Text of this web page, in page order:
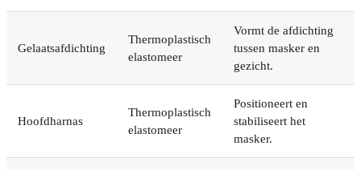
Gelaatsafdichting
Thermoplastisch
elastomeer
Vormt de afdichting
tussen masker en
gezicht.
Hoofdharnas
Thermoplastisch
elastomeer
Positioneert en
stabiliseert het
masker.